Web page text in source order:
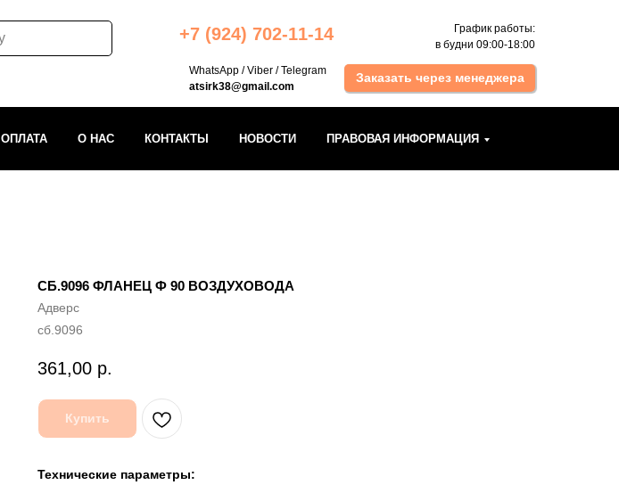
Заказать через менеджера
WhatsApp /Viber /Telegram
atsirk38@gmail.com
График работы:
в будни 09:00-18:00
+7 (924) 702 -11-14
ОПЛАТА О НАС КОНТАКТЫ НОВОСТИ ПРАВОВАЯ ИНФОРМАЦИЯ
СБ.9096 ФЛАНЕЦ Ф 90 ВОЗДУХОВОДА
Адверс
сб.9096
361,00 р.
Купить
Технические параметры: